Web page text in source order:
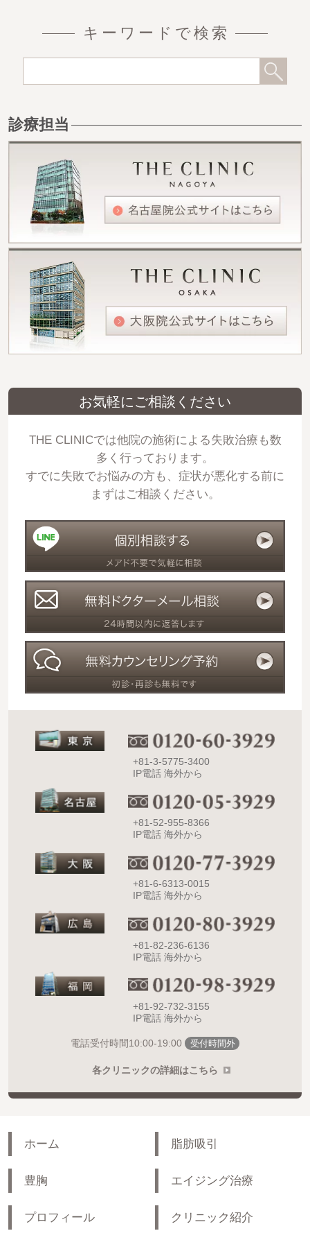
キーワードで検索
診療担当
お気軽にご相談ください
THE CLINICでは他院の施術による失敗治療も数
多く行っております。
すでに失敗でお悩みの方も、症状が悪化する前に
まずはご相談ください。
+81-3-5775-3400
IP電話 海外から
+81-52-955-8366
IP電話 海外から
+81-6-6313-0015
IP電話 海外から
+81-82-236-6136
IP電話 海外から
+81-92-732-3155
IP電話 海外から
電話受付時間10:00-19:00 受付時間外
各クリニックの詳細はこちら
ホーム 脂肪吸引
豊胸 エイジング治療
プロフィール クリニック紹介